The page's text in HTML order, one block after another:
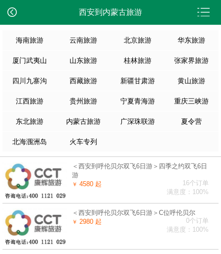
西安到内蒙古旅游
海南旅游 云南旅游 北京旅游 华东旅游
厦门武夷山 山东旅游 桂林旅游 张家界旅游
四川九寨沟 西藏旅游 新疆甘肃游 黄山旅游
江西旅游 贵州旅游 宁夏青海游 重庆三峡游
东北旅游 内蒙古旅游 广深珠联游 夏令营
北海涠洲岛 火车专列
＜西安到呼伦贝尔双飞6日游＞四季之约双飞6日
游
￥ 4580 起
16个订单
满意度：100%
＜西安到呼伦贝尔双飞6日游＞C位呼伦贝尔
￥ 2980 起
0个订单
满意度：100%